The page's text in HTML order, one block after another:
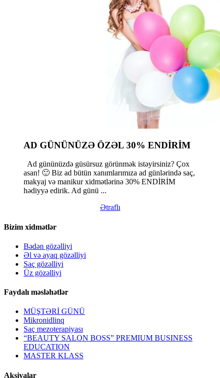
AD GÜNÜNÜZƏ ÖZƏL 30% ENDİRİM
Ad gününüzdə güsürsuz görünmək istəyirsiniz? Çox
asan! 🙂 Biz ad bütün xanımlarımıza ad günlərində saç,
makyaj və manikur xidmətlərinə 30% ENDİRİM
hədiyyə edirik. Ad günü ...
Ətraflı
Bizim xidmətlər
Bədən gözəlliyi
Əl və ayaq gözəlliyi
Saç gözəlliyi
Üz gözəlliyi
Faydalı məsləhətlər
MÜŞTƏRİ GÜNÜ
Mikronidlinq
Saç mezoterapiyası
“BEAUTY SALON BOSS” PREMIUM BUSINESS
EDUCATION
MASTER KLASS
Aksiyalar